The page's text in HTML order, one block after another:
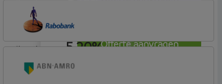
Offerte aanvragen
5,20%
Nationale-Nederlanden Bank
Nationale Nederlanden
lineair
Basisvoorwaarden